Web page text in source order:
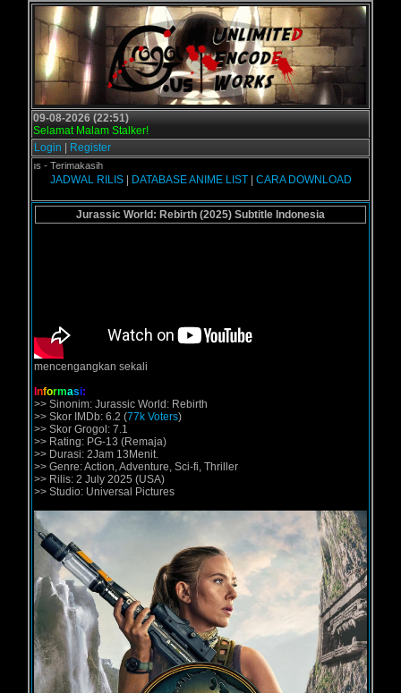
09-08-2026 (22:51)
Selamat Malam Stalker!
Login
Register
- Terimakasih
JADWAL RILIS| DATABASE ANIME LIST| CARA DOWNLOAD
Jurassic World: Rebirth (2025) Subtitle Indonesia
mencengangkan sekali
nformasi:
>> Sinonim: Jurassic World: Rebirth
>> Skor IMDb: 6.2 (77k Voters)
>> Skor Grogol: 7.1
>> Rating: PG-13 (Remaja)
>> Durasi: 2Jam 13Menit.
>> Genre: Action, Adventure, Sci-fi, Thriller
>> Rilis: 2 July 2025 (USA)
>> Studio: Universal Pictures